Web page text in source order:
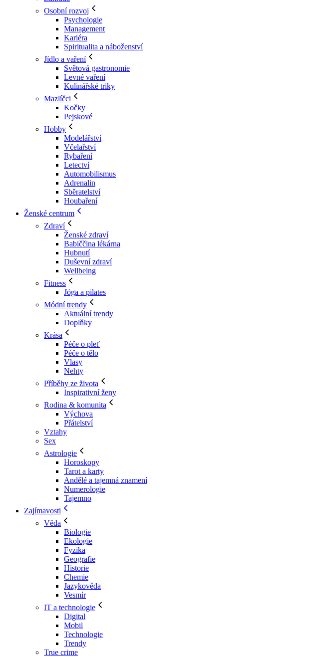
Osobní rozvoj
Psychologie
Management
Kariéra
Spiritualita a náboženství
Jídlo a vaření
Světová gastronomie
Levné vaření
Kulinářské triky
Mazlíčci
Kočky
Pejskové
Hobby
Modelářství
Včelařství
Rybaření
Letectví
Automobilismus
Adrenalin
Sběratelství
Houbaření
Ženské centrum
Zdraví
Ženské zdraví
Babiččina lékárna
Hubnutí
Duševní zdraví
Wellbeing
Fitness
Jóga a pilates
Módní trendy
Aktuální trendy
Doplňky
Krása
Péče o pleť
Péče o tělo
Vlasy
Nehty
Příběhy ze života
Inspirativní ženy
Rodina & komunita
Výchova
Přátelství
Vztahy
Sex
Astrologie
Horoskopy
Tarot a karty
Andělé a tajemná znamení
Numerologie
Tajemno
Zajímavosti
Věda
Biologie
Ekologie
Fyzika
Geografie
Historie
Chemie
Jazykověda
Vesmír
IT a technologie
Digital
Mobil
Technologie
Trendy
True crime